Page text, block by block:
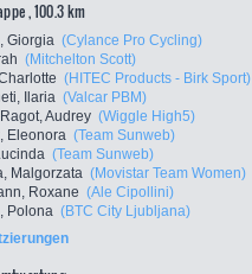
, 100.3 km
Giorgia (Cylance Pro Cycling)
(Mitchelton Scott)
(HITEC Products - Birk Sport)
Ilaria (Valcar PBM)
Audrey (Wiggle High5)
Eleonora (Team Sunweb)
(Team Sunweb)
Malgorzata (Movistar Team Women)
Roxane (Ale Cipollini)
Polona (BTC City Ljubljana)